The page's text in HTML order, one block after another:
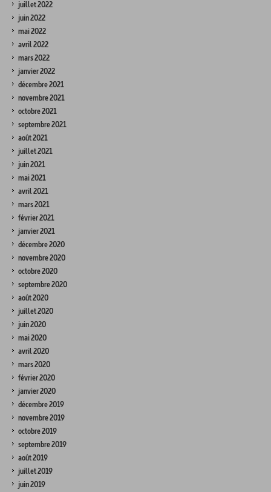
juillet 2022
juin 2022
mai 2022
avril 2022
mars 2022
janvier 2022
décembre 2021
novembre 2021
octobre 2021
septembre 2021
août 2021
juillet 2021
juin 2021
mai 2021
avril 2021
mars 2021
février 2021
janvier 2021
décembre 2020
novembre 2020
octobre 2020
septembre 2020
août 2020
juillet 2020
juin 2020
mai 2020
avril 2020
mars 2020
février 2020
janvier 2020
décembre 2019
novembre 2019
octobre 2019
septembre 2019
août 2019
juillet 2019
juin 2019